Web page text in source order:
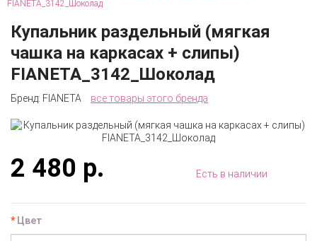
FIANETA_3142_Шоколад
Купальник раздельный (мягкая
чашка на каркасах + слипы)
FIANETA_3142_Шоколад
Бренд: FIANETA все товары этого бренда
2 480 р. Есть в наличии
Цвет